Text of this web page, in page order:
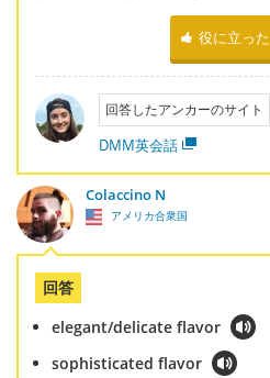
役に立った
回答したアンカーのサイト
DMM英会話
Colaccino N
アメリカ合衆国
回答
elegant/delicate flavor
sophisticated flavor